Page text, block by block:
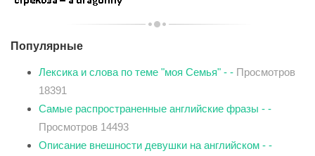
Популярные
Лексика и слова по теме "моя Семья" - - Просмотров
18391
Самые распространенные английские фразы - -
Просмотров 14493
Описание внешности девушки на английском - -